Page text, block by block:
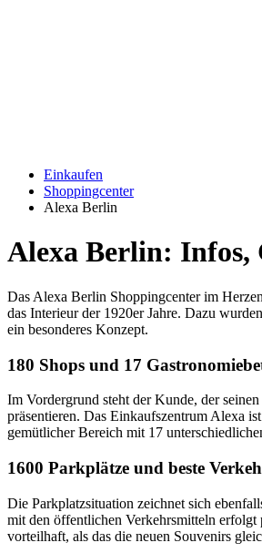
Einkaufen
Shoppingcenter
Alexa Berlin
Alexa Berlin: Infos,
Das Alexa Berlin Shoppingcenter im
das Interieur der 1920er Jahre. Dazu
ein besonderes Konzept.
180 Shops und 17
Im Vordergrund steht der Kunde, der
präsentieren. Das Einkaufszentrum Alexa
gemütlicher Bereich mit 17
1600 Parkplätze und beste
Die Parkplatzsituation zeichnet sich
mit den öffentlichen Verkehrsmitteln
vorteilhaft, als das die neuen Souvenirs